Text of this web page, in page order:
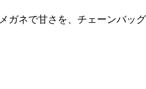
ガネで甘さを、チェーンバッグ